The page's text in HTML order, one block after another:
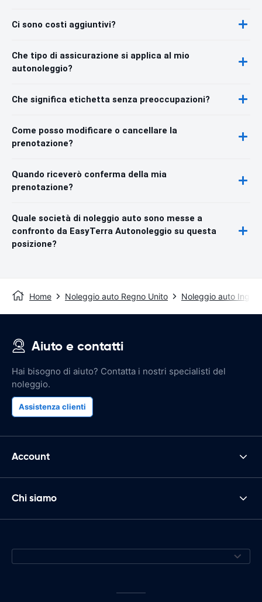
Ci sono costi aggiuntivi?
Che tipo di assicurazione si applica al mio
autonoleggio?
Che significa etichetta senza preoccupazioni?
Come posso modificare o cancellare la
prenotazione?
Quando riceverò conferma della mia
prenotazione?
Quale società di noleggio auto sono messe a
confronto da EasyTerra Autonoleggio su questa
posizione?
Home Noleggio auto Regno Unito Noleggio auto
Aiuto e contatti
Hai bisogno di aiuto? Contatta i nostri specialisti del
noleggio.
Assistenza clienti
Account
Chi siamo